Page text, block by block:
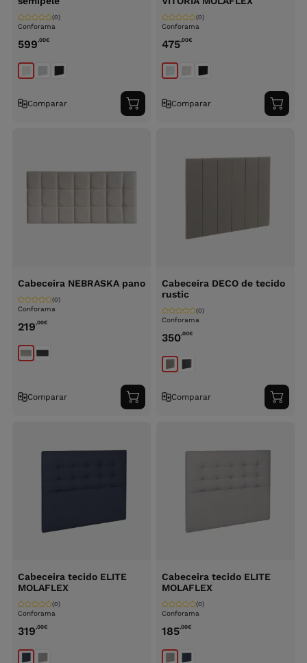
Conforama
(0)
599,00€
Comparar
Adicionar
ao
Conforama
(0)
475,00€
Comparar
ao
Cabeceira NEBRASKA pano
Conforama
(0)
219,00€
Comparar
Adicionar
ao
Cabeceira DECO de tecido
rustic
Conforama
(0)
350,00€
Comparar
ao
Cabeceira tecido ELITE
MOLAFLEX
Conforama
(0)
319,00€
Cabeceira tecido ELITE
MOLAFLEX
Conforama
(0)
185,00€